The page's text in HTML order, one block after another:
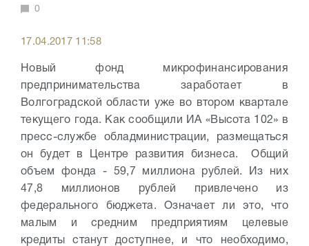
0
17.04.2017 11:58
Новый фонд микрофинансирования
предпринимательства заработает в
Волгоградской области уже во втором квартале
текущего года. Как сообщили ИА «Высота 102» в
пресс-службе обладминистрации, размещаться
он будет в Центре развития бизнеса. Общий
объем фонда - 59,7 миллиона рублей. Из них
47,8 миллионов рублей привлечено из
федерального бюджета. Означает ли это, что
малым и средним предприятиям целевые
кредиты станут доступнее, и что необходимо,